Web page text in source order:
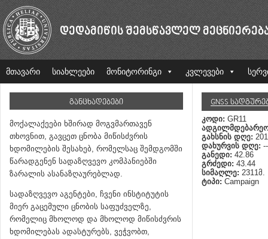
ᲓᲔᲓᲐᲛᲘᲬᲘᲡ ᲨᲔᲛᲡᲬᲐᲕᲚᲔᲚ
მთავარი სიახლეები მონიტორინგი კვლევები
ᲒᲐᲜᲪᲮᲐᲓᲔᲑᲔᲑᲘ
მოქალაქეები ხშირად მოგვმართავენ
თხოვნით, გავცეთ ცნობა მიწისძვრის
ხდომილების შესახებ, რომელსაც შემდგომში
წარადგენენ სადაზღვევო კომპანიებში
ზარალის ასანაზღაურებლად.
სადაზღვევო აგენტები, ჩვენი ინსტიტუტის
მიერ გაცემული ცნობის საფუძველზე,
რომელიც მხოლოდ და მხოლოდ მიწისძვრის
ხდომილებას ადასტურებს, ვეჭვობთ,
GNSS
კოდი: GR11
გახსნის დღე:
დახურვის დღე:
განედი: 42.86
გრძედი: 43.44
სიმაღლე: 2311მ.
ტიპი: Campaign